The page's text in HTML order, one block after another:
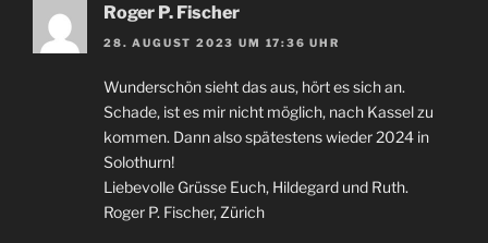
Roger P. Fischer
28. AUGUST 2023 UM 17:36 UHR
Wunderschön sieht das aus, hört es sich an.
Schade, ist es mir nicht möglich, nach Kassel zu
kommen. Dann also spätestens wieder 2024 in
Solothurn!
Liebevolle Grüsse Euch, Hildegard und Ruth.
Roger P. Fischer, Zürich